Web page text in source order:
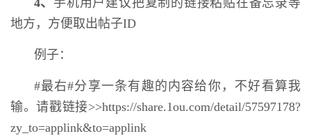
地方，方便取出帖子ID
例子：
#最右#分享一条有趣的内容给你，不好看算我
输。请戳链接>>https://share.1ou.com/detail/57597178?
zy_to=applink&to=applink